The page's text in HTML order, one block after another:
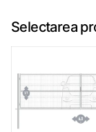
Selectarea